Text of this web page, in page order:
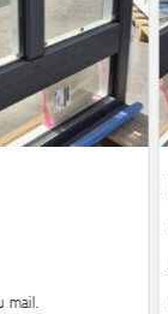
mail.